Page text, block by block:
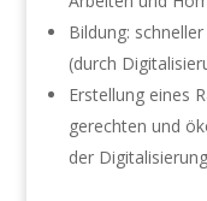
Bildung:
(durch
Erstellung eines
gerechten und
der Digitalisierung